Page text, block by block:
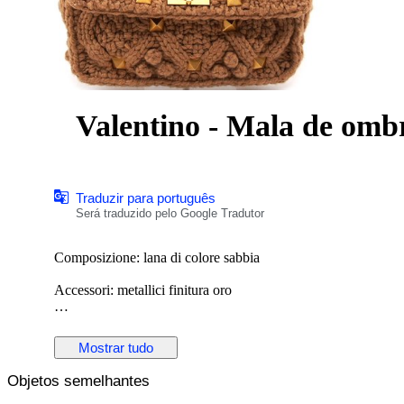
Valentino - Mala de
Traduzir para português
Será traduzido pelo Google Tradutor
Composizione: lana di colore sabbia
Accessori: metallici finitura oro
Chiusura con girello
Si porta a mano o a spalla
Mostrar tudo
Objetos semelhantes